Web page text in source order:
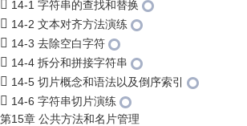
14-1 字符串的查找和替换
14-2 文本对齐方法演练
14-3 去除空白字符
14-4 拆分和拼接字符串
14-5 切片概念和语法以及倒序索引
14-6 字符串切片演练
第15章 公共方法和名片管理